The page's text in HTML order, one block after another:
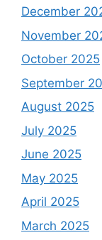
December
November
October 2025
September
August 2025
July 2025
June 2025
May 2025
April 2025
March 2025